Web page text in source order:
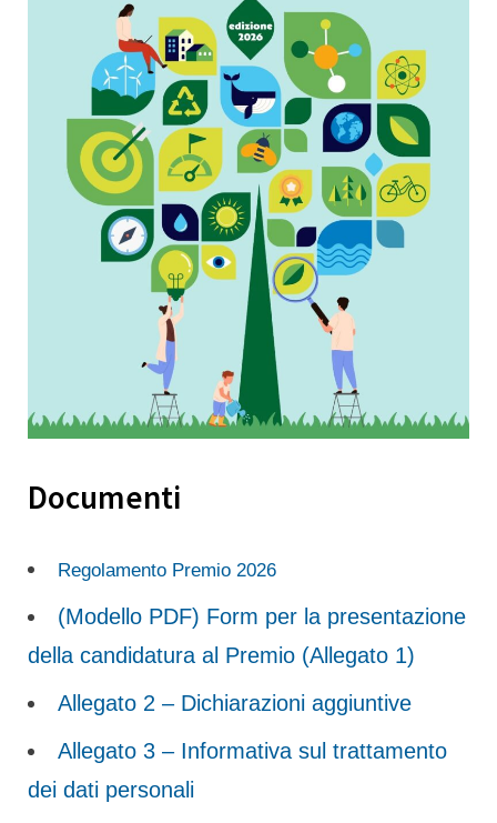
Documenti
Regolamento Premio 2026
(Modello PDF) Form per la presentazione
della candidatura al Premio (Allegato 1)
Allegato 2 – Dichiarazioni aggiuntive
Allegato 3 – Informativa sul trattamento
dei dati personali